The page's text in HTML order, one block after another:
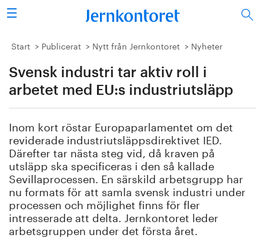
Sök
Stålindustrin
Vision 2050
Energi/miljö
Vi tycker
Publicerat
Bildbank
Start Publicerat Nytt från Jernkontoret Nyheter
Svensk industri tar aktiv roll i
arbetet med EU:s industriutsläpp
Inom kort röstar Europaparlamentet om det
reviderade industriutsläppsdirektivet IED.
Därefter tar nästa steg vid, då kraven på
utsläpp ska specificeras i den så kallade
Sevillaprocessen. En särskild arbetsgrupp har
nu formats för att samla svensk industri under
processen och möjlighet finns för fler
intresserade att delta. Jernkontoret leder
arbetsgruppen under det första året.